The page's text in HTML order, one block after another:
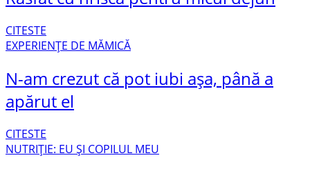
CITESTE
EXPERIENȚE DE MĂMICĂ
N-am crezut că pot iubi așa, până a
apărut el
CITESTE
NUTRIȚIE: EU ȘI COPILUL MEU